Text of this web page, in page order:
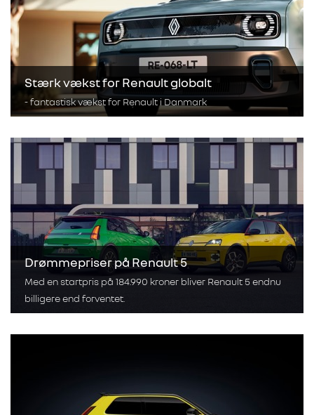
Stærk vækst for Renault globalt
- fantastisk vækst for Renault i Danmark
Drømmepriser på Renault 5
Med en startpris på 184.990 kroner bliver Renault 5 endnu
billigere end forventet.